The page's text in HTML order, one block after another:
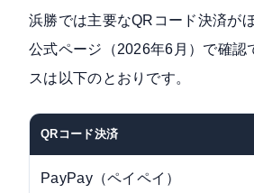
浜勝では主要なQRコード決済が
公式ページ（2026年6月） で確認
スは以下のとおりです。
QRコード決済
PayPay（ペイペイ）